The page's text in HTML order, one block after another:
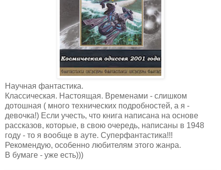
Научная фантастика.
Классическая. Настоящая. Временами - слишком
дотошная ( много технических подробностей, а я -
девочка!) Если учесть, что книга написана на основе
рассказов, которые, в свою очередь, написаны в 1948
году - то я вообще в ауте. Суперфантастика!!!
Рекомендую, особенно любителям этого жанра.
В бумаге - уже есть)))